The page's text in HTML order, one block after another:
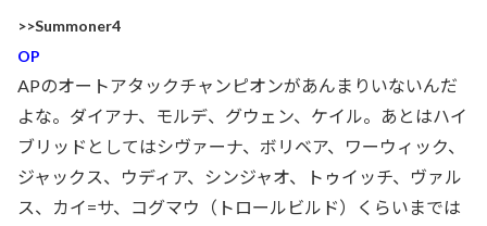
>>Summoner4
OP
APのオートアタックチャンピオンがあんまりいないんだ
よな。ダイアナ、モルデ、グウェン、ケイル。あとはハイ
ブリッドとしてはシヴァーナ、ボリベア、ワーウィック、
ジャックス、ウディア、シンジャオ、トゥイッチ、ヴァル
ス、カイ=サ、コグマウ（トロールビルド）くらいまでは